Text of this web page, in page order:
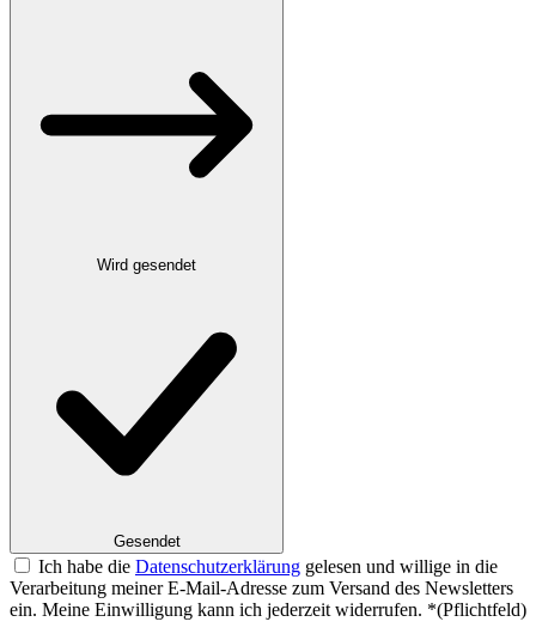
Gesendet
Ich habe die Datenschutzerklärung gelesen und willige in die
Verarbeitung meiner E-Mail-Adresse zum Versand des Newsletters
ein. Meine Einwilligung kann ich jederzeit widerrufen. *(Pflichtfeld)